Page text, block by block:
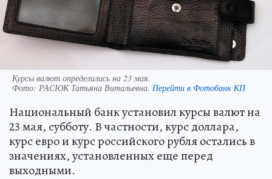
Курсы валют определились на 23 мая.
Фото: РАСЮК Татьяна Витальевна. Перейти в Фотобанк КП
Национальный банк установил курсы валют на
23 мая, субботу. В частности, курс доллара,
курс евро и курс российского рубля остались в
значениях, установленных еще перед
выходными.